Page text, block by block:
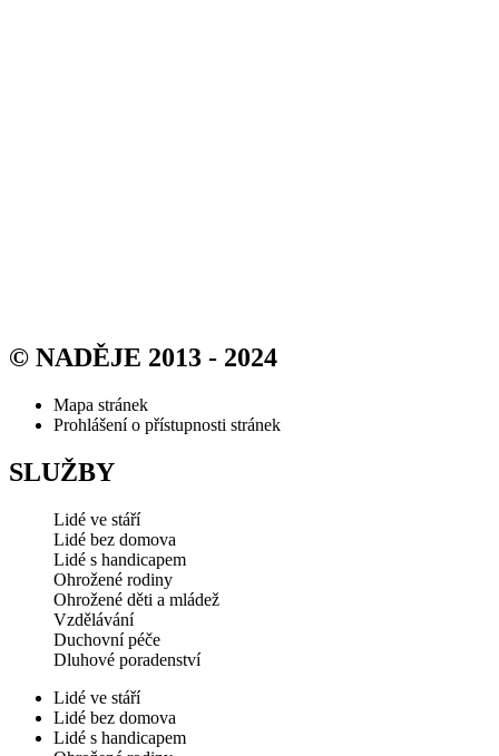
© NADĚJE 2013 - 2024
Mapa stránek
Prohlášení o přístupnosti stránek
SLUŽBY
Lidé ve stáří
Lidé bez domova
Lidé s handicapem
Ohrožené rodiny
Ohrožené děti a mládež
Vzdělávání
Duchovní péče
Dluhové poradenství
Lidé ve stáří
Lidé bez domova
Lidé s handicapem